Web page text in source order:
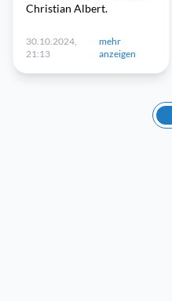
Christian Albert.
30.10.2024,
21:13
mehr
anzeigen